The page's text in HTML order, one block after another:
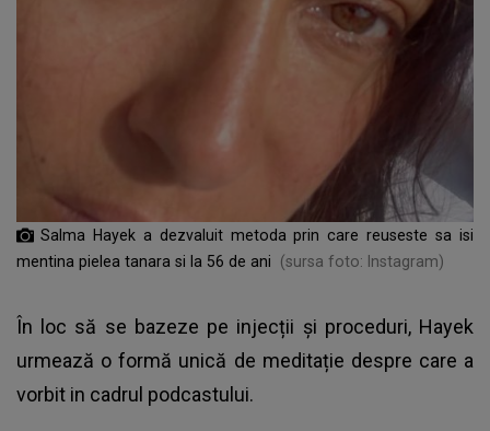
Salma Hayek a dezvaluit metoda prin care reuseste sa isi
mentina pielea tanara si la 56 de ani
(sursa foto: Instagram)
În loc să se bazeze pe injecții și proceduri, Hayek
urmează o formă unică de meditație despre care a
vorbit in cadrul podcastului.